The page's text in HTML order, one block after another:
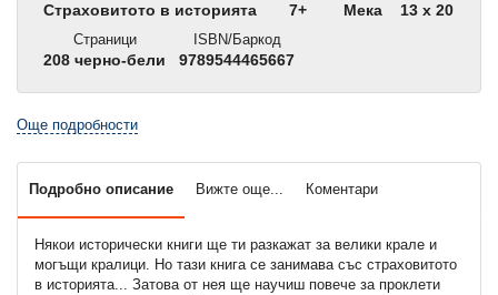
Страховитото в историята
7+
Мека
13 x 20
Страници
208 черно-бели
ISBN/Баркод
9789544465667
Още подробности
Подробно описание Вижте още... Коментари
Някои исторически книги ще ти разкажат за велики крале и
могъщи кралици. Но тази книга се занимава със страховитото
в историята... Затова от нея ще научиш повече за проклети